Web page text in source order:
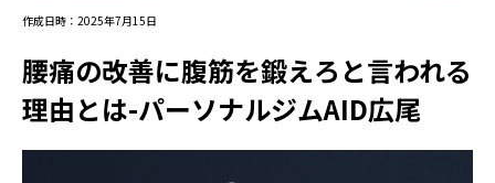
作成日時：2025年7月15日
腰痛の改善に腹筋を鍛えろと言われる
理由とは-パーソナルジムAID広尾